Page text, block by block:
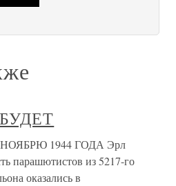
1944 ГОДА Эрл
парашютистов из 5217-го
оказались в